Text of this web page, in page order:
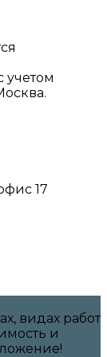
учетом
17
видах работ
и